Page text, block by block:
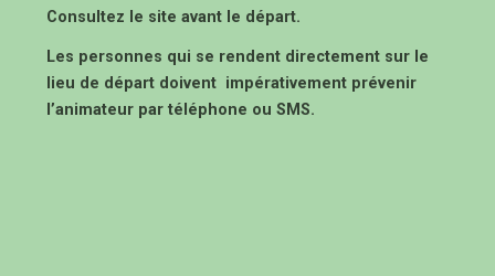
Consultez le site avant le départ.
Les personnes qui se rendent directement sur le
lieu de départ doivent impérativement prévenir
l’animateur par téléphone ou SMS.